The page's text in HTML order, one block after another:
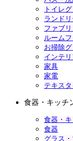
トイレ
ランド
ファブ
ルーム
お掃除
インテ
家具
家電
テキス
食器・キッチ
食器・
食器
グラス